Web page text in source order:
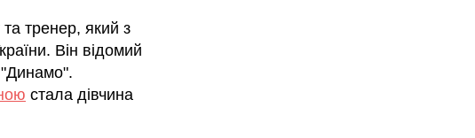
тренер, який з
Він відомий
"Динамо".
стала дівчина